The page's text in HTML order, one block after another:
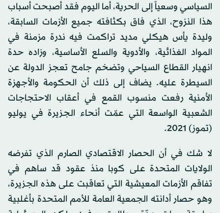
السياسي وسعياً إلى الحرية، أما اليوم فقد أصبحت أسباب
هذا النزوح، الذي فاق بكثافته جميع الأزمات السابقة،
وليدة يأس هيكلي مديد تراكمت فيه ندرة مزمنة في
المواد الغذائية، والأدوية والسلع الأساسية، وزاده حدة
انهيار القطاع السياحي وتضخم جامح تعجز الدولة عن
السيطرة عليه. يضاف إلى ذلك أن الحكومة والأجهزة
الأمنية رفعت منسوب القمع في أعقاب الاحتجاجات
الشعبية الواسعة التي عمّت أنحاء الجزيرة في يوليو
(تموز) 2021.
لا شك في أن الحصار الاقتصادي الصارم الذي تفرضه
الولايات المتحدة على كوبا منذ عقود قد ساهم في
تفاقم الأزمات المعيشية التي تعاقبت على هذه الجزيرة،
وهو حصار أدانته الجمعية العامة للأمم المتحدة بأغلبية